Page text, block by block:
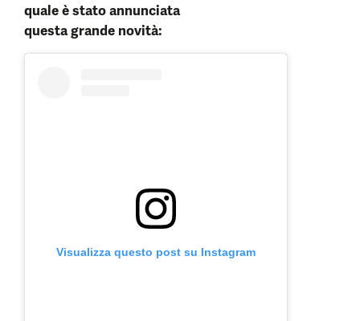
quale è stato annunciata
questa grande novità:
Visualizza questo post su Instagram